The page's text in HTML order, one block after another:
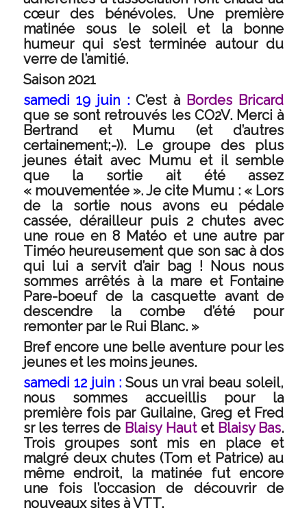
cœur des bénévoles. Une première
matinée sous le soleil et la bonne
humeur qui s’est terminée autour du
verre de l’amitié.
Saison 2021
samedi 19 juin :C’est à Bordes Bricard
que se sont retrouvés les CO2V. Merci à
Bertrand et Mumu (et d’autres
certainement;-)). Le groupe des plus
jeunes était avec Mumu et il semble
que la sortie ait été assez
« mouvementée ». Je cite Mumu : « Lors
de la sortie nous avons eu pédale
cassée, dérailleur puis 2 chutes avec
une roue en 8 Matéo et une autre par
Timéo heureusement que son sac à dos
qui lui a servit d’air bag ! Nous nous
sommes arrêtés à la mare et Fontaine
Pare-boeuf de la casquette avant de
descendre la combe d’été pour
remonter par le Rui Blanc. »
Bref encore une belle aventure pour les
jeunes et les moins jeunes.
samedi 12 juin :Sous un vrai beau soleil,
nous sommes accueillis pour la
première fois par Guilaine, Greg et Fred
sr les terres de Blaisy Hautet Blaisy Bas.
Trois groupes sont mis en place et
malgré deux chutes (Tom et Patrice) au
même endroit, la matinée fut encore
une fois l’occasion de découvrir de
nouveaux sites à VTT.